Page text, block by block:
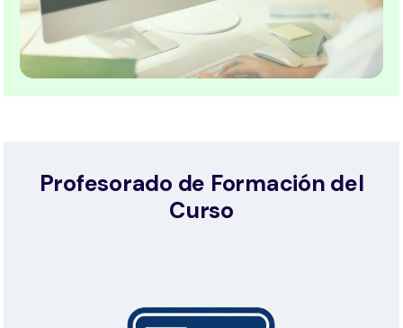
Profesorado de Formación del
Curso